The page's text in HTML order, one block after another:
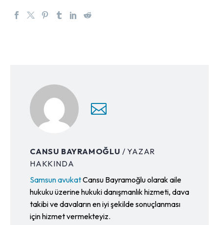
CANSU BAYRAMOĞLU / YAZAR
HAKKINDA
Samsun avukatCansu Bayramoğlu olarak aile
hukuku üzerine hukuki danışmanlık hizmeti, dava
takibi ve davaların en iyi şekilde sonuçlanması
için hizmet vermekteyiz.